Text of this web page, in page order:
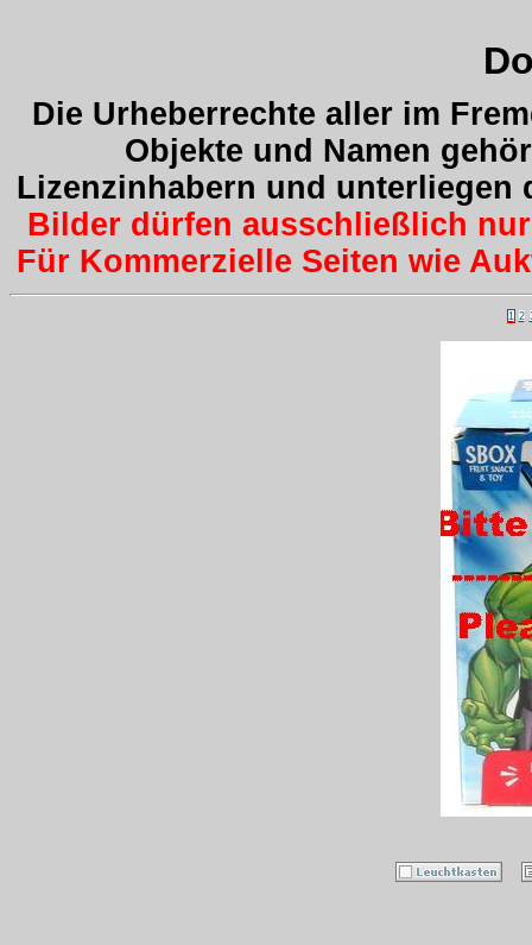
Die Urheberrechte aller im
Objekte und Namen
Lizenzinhabern und unterliegen
Bilder dürfen ausschließlich
Für Kommerzielle Seiten wie
1 2